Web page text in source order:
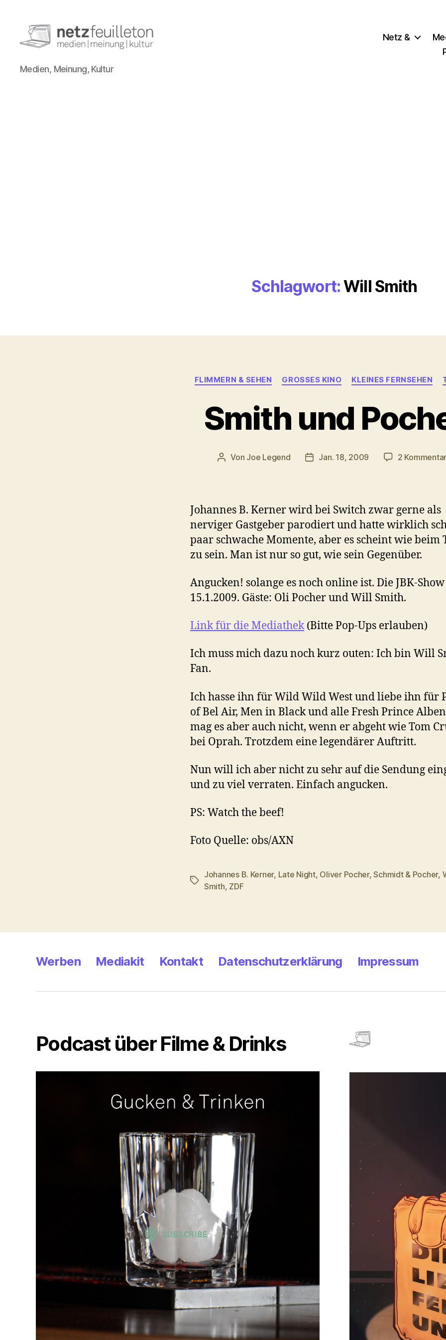
netzfeuilleton.de
Medien, Meinung, Kultur
Netz &
Schlagwort:Will Smith
Kategorien
FLIMMERN & SEHEN GROSSES KINO KLEINES FERNSEHEN
Smith und
Beitragsautor
Von Joe Legend Veröffentlichungsdatum
Jan. 18, 2009 2
Johannes B. Kerner wird bei Switch zwar gerne als
nerviger Gastgeber parodiert und hatte wirklich
paar schwache Momente, aber es scheint wie beim
zu sein. Man ist nur so gut, wie sein Gegenüber.
Angucken! solange es noch online ist. Die JBK-
15.1.2009. Gäste: Oli Pocher und Will Smith.
Link für die Mediathek(Bitte Pop-Ups erlauben)
Ich muss mich dazu noch kurz outen: Ich bin Will
Fan.
Ich hasse ihn für Wild Wild West und liebe ihn für
of Bel Air, Men in Black und alle Fresh Prince
mag es aber auch nicht, wenn er abgeht wie Tom
bei Oprah. Trotzdem eine legendärer Auftritt.
Nun will ich aber nicht zu sehr auf die Sendung
und zu viel verraten. Einfach angucken.
PS: Watch the beef!
Foto Quelle: obs/AXN
Schlagwörter
Johannes B. Kerner, Late Night, Oliver Pocher,Schmidt & Pocher,
Smith, ZDF
Werben Mediakit Kontakt Datenschutzerklärung Impressum
Podcast über Filme & Drinks